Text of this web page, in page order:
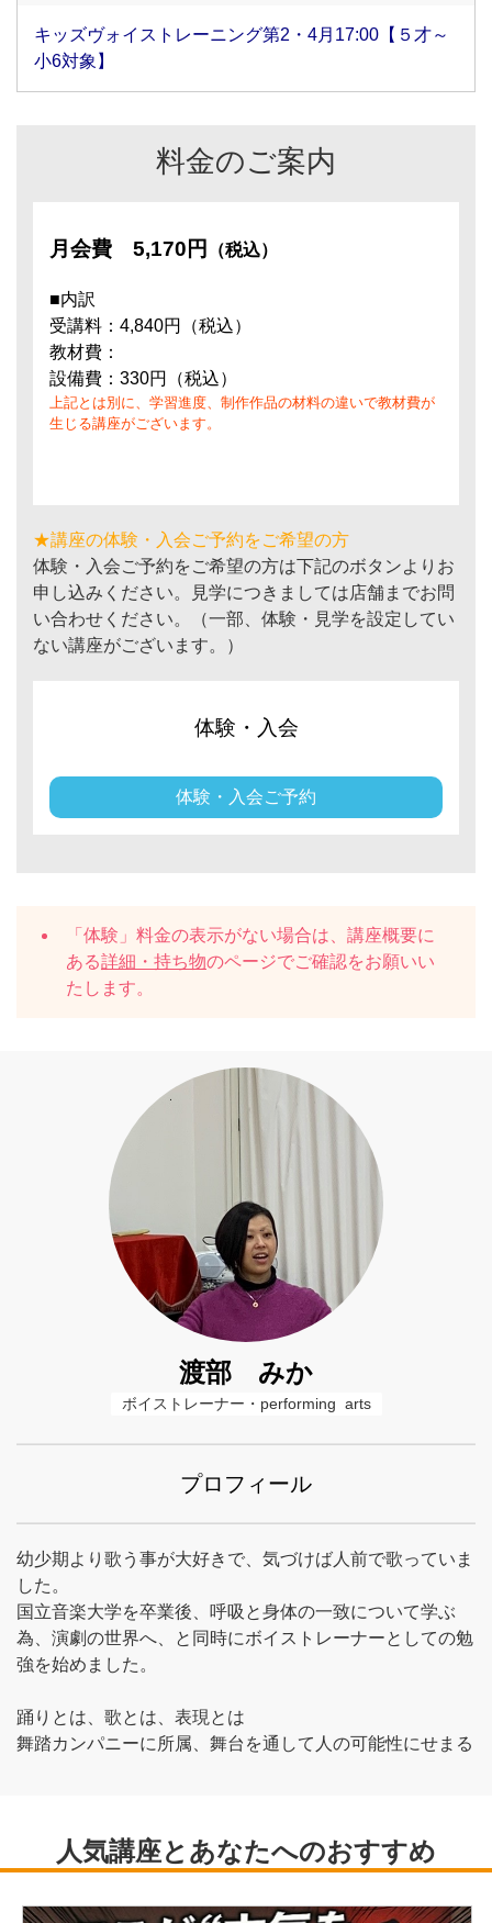
キッズヴォイストレーニング第2・4月17:00【５才～
小6対象】
料金のご案内
月会費 5,170円 （税込）
■内訳
受講料：4,840円（税込）
教材費：
設備費：330円（税込）
上記とは別に、学習進度、制作作品の材料の違いで教材費が
生じる講座がございます。
★講座の体験・入会ご予約をご希望の方
体験・入会ご予約をご希望の方は下記のボタンよりお
申し込みください。見学につきましては店舗までお問
い合わせください。（一部、体験・見学を設定してい
ない講座がございます。）
体験・入会
体験・入会ご予約
「体験」料金の表示がない場合は、講座概要に
ある詳細・持ち物のページでご確認をお願いい
たします。
渡部 みか
ボイストレーナー・performing  arts
プロフィール
幼少期より歌う事が大好きで、気づけば人前で歌っていま
した。
国立音楽大学を卒業後、呼吸と身体の一致について学ぶ
為、演劇の世界へ、と同時にボイストレーナーとしての勉
強を始めました。
踊りとは、歌とは、表現とは
舞踏カンパニーに所属、舞台を通して人の可能性にせまる